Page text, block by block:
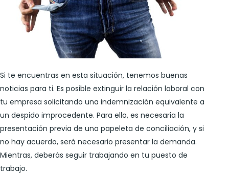
Si te encuentras en esta situación, tenemos buenas
noticias para ti. Es posible extinguir la relación laboral con
tu empresa solicitando una indemnización equivalente a
un despido improcedente. Para ello, es necesaria la
presentación previa de una papeleta de conciliación, y si
no hay acuerdo, será necesario presentar la demanda.
Mientras, deberás seguir trabajando en tu puesto de
trabajo.